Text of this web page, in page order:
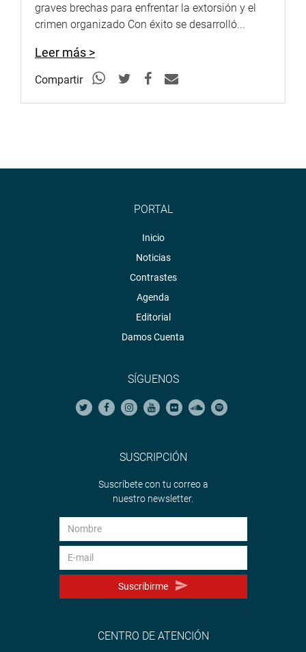
graves brechas para enfrentar la extorsión y el
crimen organizado Con éxito se desarrolló...
Leer más >
Compartir
PORTAL
Inicio
Noticias
Contrastes
Agenda
Editorial
Damos Cuenta
SÍGUENOS
SUSCRIPCIÓN
Suscríbete con tu correo a
nuestro newsletter.
Suscribirme
CENTRO DE ATENCIÓN